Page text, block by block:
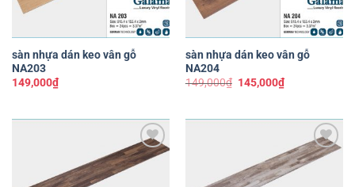
sàn nhựa dán keo vân gỗ
NA203
149,000₫
sàn nhựa dán keo vân gỗ
NA204
149,000₫ Giá
145,000₫Giá
hiện
145,000₫.
Yêu
Yêu